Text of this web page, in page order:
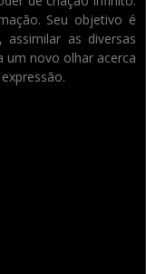
Seu objetivo é
assimilar as diversas
um novo olhar acerca